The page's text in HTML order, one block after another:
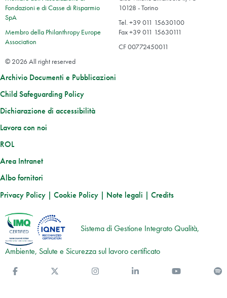
Fondazioni e di Casse di Risparmio
SpA
Membro della Philanthropy Europe
Association
10128 - Torino
Tel. +39 011 15630100
Fax +39 011 15630111
CF 00772450011
© 2026 All right reserved
Archivio Documenti e Pubblicazioni
Child Safeguarding Policy
Dichiarazione di accessibilità
Lavora con noi
ROL
Area Intranet
Albo fornitori
Privacy Policy | Cookie Policy | Note legali | Credits
Sistema di Gestione Integrato Qualità,
Ambiente, Salute e Sicurezza sul lavoro certificato
You Tube